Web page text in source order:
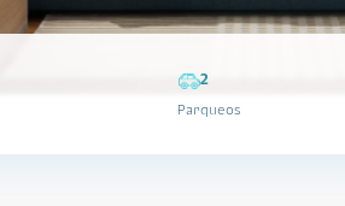
2
Parqueos